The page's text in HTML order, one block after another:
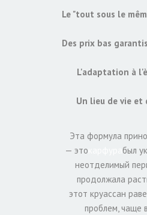
Le "tout sous le
Des prix bas
L'adaptation à
Un lieu de vie et
Эта формула
был
— это
неотделимый
продолжала
этот круассан
проблем, чаще